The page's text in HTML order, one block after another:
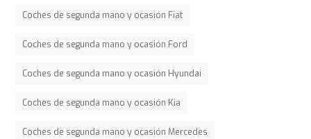
Coches de segunda mano y ocasión Fiat
Coches de segunda mano y ocasión Ford
Coches de segunda mano y ocasión Hyundai
Coches de segunda mano y ocasión Kia
Coches de segunda mano y ocasión Mercedes